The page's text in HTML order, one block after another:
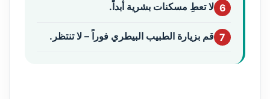
6 لا تعطِ مسكنات بشرية أبداً.
7 قم بزيارة الطبيب البيطري فوراً – لا تنتظر.